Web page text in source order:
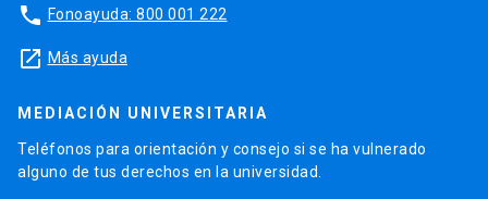
phone Fonoayuda: 800 001 222
launch Más ayuda
MEDIACIÓN UNIVERSITARIA
Teléfonos para orientación y consejo si se ha vulnerado
alguno de tus derechos en la universidad.